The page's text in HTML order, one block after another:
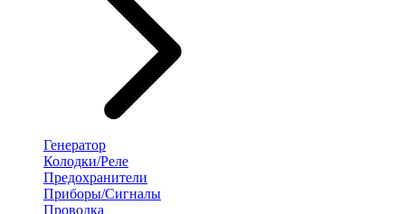
Генератор
Колодки/Реле
Предохранители
Приборы/Сигналы
Проводка